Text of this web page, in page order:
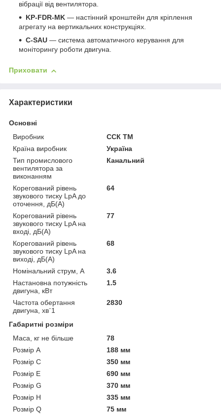
вібрації від вентилятора.
KP-FDR-MK — настінний кронштейн для кріплення
агрегату на вертикальних конструкціях.
C-SAU — система автоматичного керування для
моніторингу роботи двигуна.
Приховати
Характеристики
Основні
Виробник
ССК ТМ
Країна виробник
Україна
Тип промислового
вентилятора за
виконанням
Канальний
Корегований рівень
звукового тиску LpA до
оточення, дБ(А)
64
Корегований рівень
звукового тиску LpA на
вході, дБ(А)
77
Корегований рівень
звукового тиску LpA на
виході, дБ(А)
68
Номінальний струм, А
3.6
Настановна потужність
двигуна, кВт
1.5
Частота обертання
двигуна, хв⁻1
2830
Габаритні розміри
Маса, кг не більше
78
Розмір A
188 мм
Розмір C
350 мм
Розмір E
690 мм
Розмір G
370 мм
Розмір H
335 мм
Розмір Q
75 мм